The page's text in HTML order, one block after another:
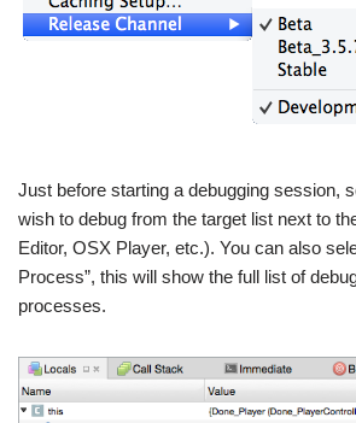
Just before starting a debugging session,
wish to debug from the target list next to
Editor, OSX Player, etc.). You can also
Process”, this will show the full list of
processes.